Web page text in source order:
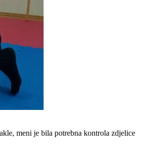
meni je bila potrebna kontrola zdjelice